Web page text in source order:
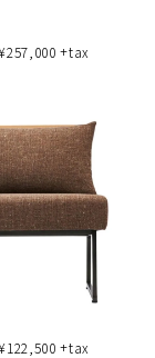
+tax
+tax